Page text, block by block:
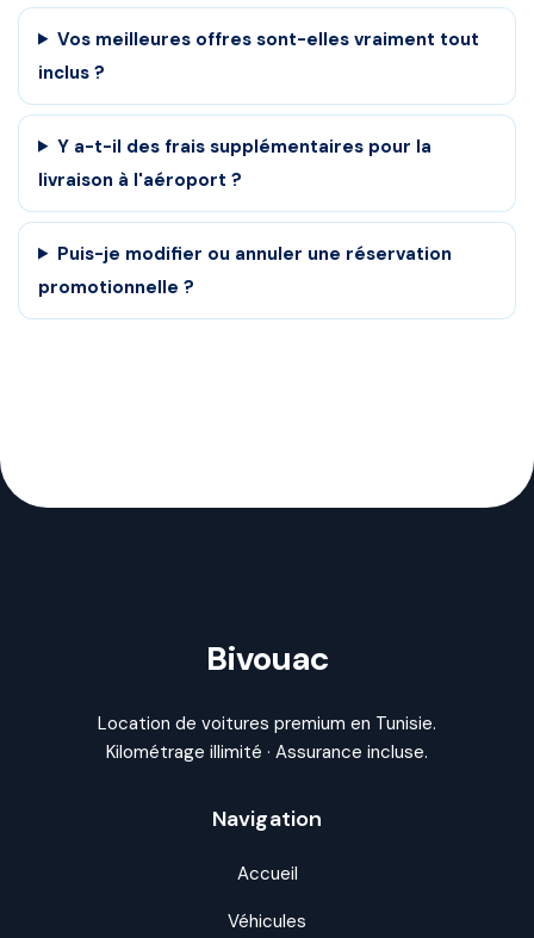
Vos meilleures offres sont-elles vraiment tout
inclus ?
Y a-t-il des frais supplémentaires pour la
livraison à l'aéroport ?
Puis-je modifier ou annuler une réservation
promotionnelle ?
Bivouac
Location de voitures premium en Tunisie.
Kilométrage illimité · Assurance incluse.
Navigation
Accueil
Véhicules